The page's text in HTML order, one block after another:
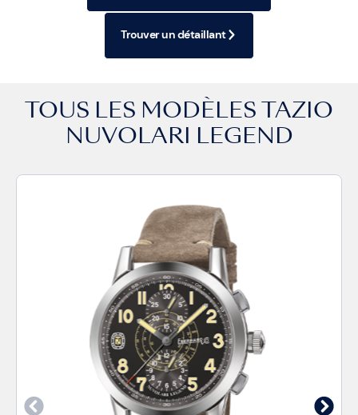
Trouver un détaillant
TOUS LES MODÈLES
TAZIO
NUVOLARI LEGEND